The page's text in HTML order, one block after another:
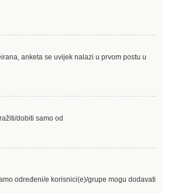
anketa se uvijek nalazi u prvom postu u
dobiti samo od
određeni/e korisnici(e)/grupe mogu dodavati